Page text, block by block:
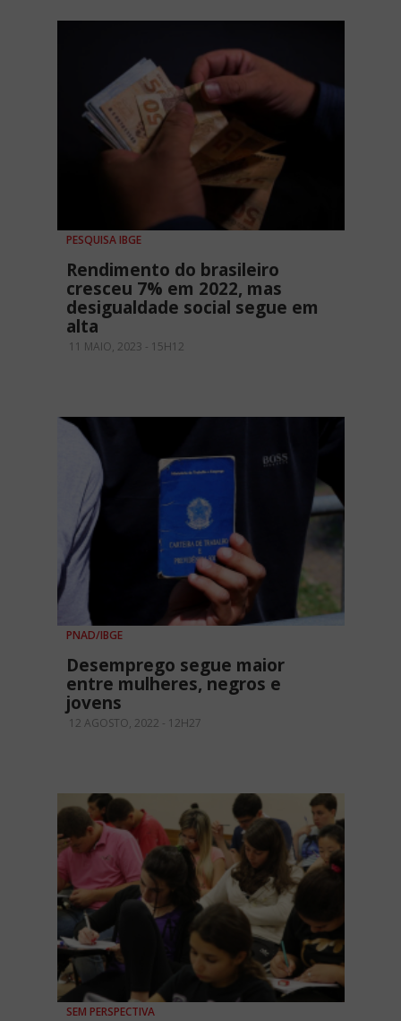
PESQUISA IBGE
Rendimento do brasileiro
cresceu 7% em 2022, mas
desigualdade social segue em
alta
11 MAIO, 2023 - 15H12
PNAD/IBGE
Desemprego segue maior
entre mulheres, negros e
jovens
12 AGOSTO, 2022 - 12H27
SEM PERSPECTIVA